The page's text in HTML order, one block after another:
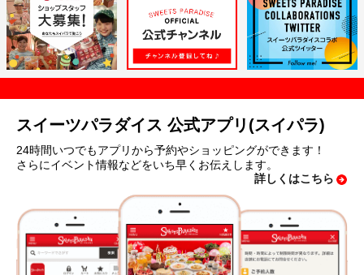
スイーツパラダイス 公式アプリ(スイパラ)
24時間いつでもアプリから予約やショッピングができます！
さらにイベント情報などをいち早くお伝えします。
詳しくはこちら